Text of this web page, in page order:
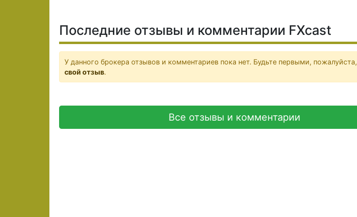
Последние отзывы и комментарии FXcast
У данного брокера отзывов и комментариев пока нет. Будьте первыми, пожалуйста,
свой отзыв.
Все отзывы и комментарии